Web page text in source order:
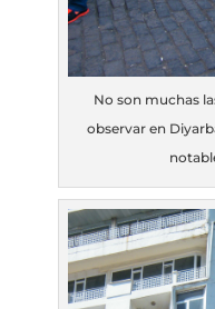
No son muchas
observar en